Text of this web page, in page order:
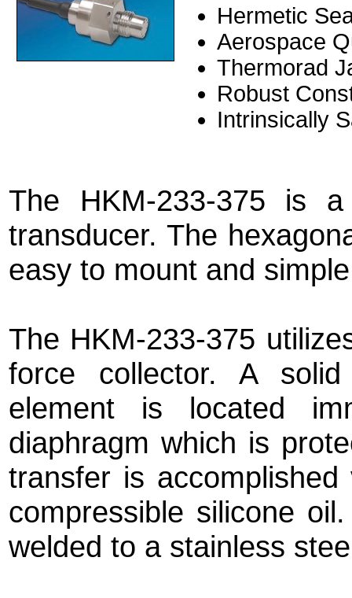
Hermetic
Aerospace
Thermorad
Robust
Intrinsically
The HKM-233-375 is
transducer. The
easy to mount and
The HKM-233-375
force collector. A
element is located
diaphragm which is
transfer is
compressible silicone
welded to a stainless